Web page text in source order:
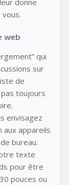
vous.
web
qui
sur
de
toujours
envisagez
aux appareils
bureau.
texte
pour être
pouces ou